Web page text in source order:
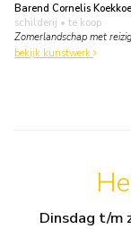
Barend Cornelis
schilderij • te koop
Zomerlandschap met
bekijk kunstwerk
Dinsdag t/m